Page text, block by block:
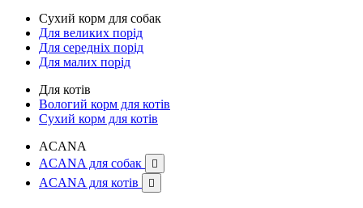
Сухий корм для собак
Для великих порід
Для середніх порід
Для малих порід
Для котів
Вологий корм для котів
Сухий корм для котів
ACANA
ACANA для собак

ACANA для котів 